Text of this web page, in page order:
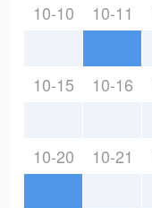
10-10 10-11
10-15 10-16
10-20 10-21